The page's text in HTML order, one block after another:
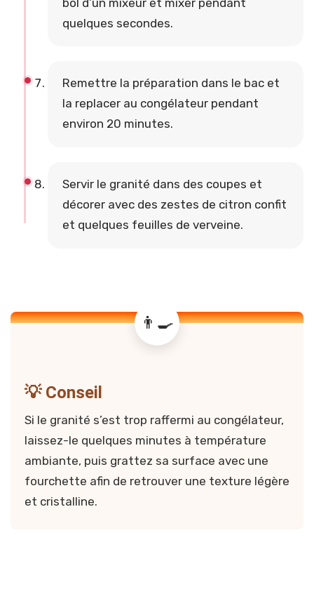
quelques secondes.
Remettre la préparation dans le bac et
la replacer au congélateur pendant
environ 20 minutes.
Servir le granité dans des coupes et
décorer avec des zestes de citron confit
et quelques feuilles de verveine.
💡 Conseil
Si le granité s’est trop raffermi au congélateur,
laissez-le quelques minutes à température
ambiante, puis grattez sa surface avec une
fourchette afin de retrouver une texture légère
et cristalline.